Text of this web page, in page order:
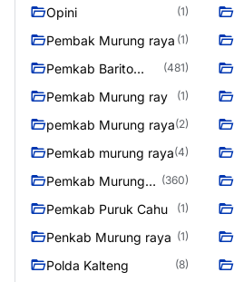
Opini (1)
Pembak Murung raya (1)
Pemkab Barito
(481)
Pemkab Murung ray (1)
pemkab Murung raya(2)
Pemkab murung raya(4)
Pemkab Murung
(360)
Pemkab Puruk Cahu (1)
Penkab Murung raya (1)
Polda Kalteng (8)